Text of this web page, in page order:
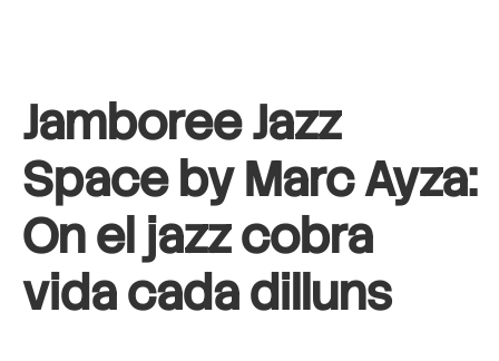
Jamboree Jazz
Space by Marc Ayza:
On el jazz cobra
vida cada dilluns